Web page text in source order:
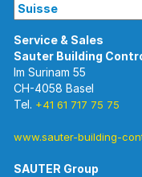
Im Surinam 55
CH-4058 Basel
Tel. +41 61 717 75 75
www.sauter-building-
SAUTER Group